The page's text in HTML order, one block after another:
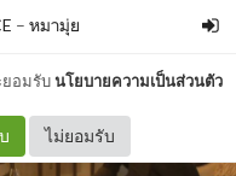
ยอมรับนโยบายความเป็นส่วนตัว
ไม่ยอมรับ
– หมามุ่ย